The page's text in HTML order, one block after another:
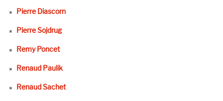
Pierre Diascorn
Pierre Sojdrug
Remy Poncet
Renaud Paulik
Renaud Sachet